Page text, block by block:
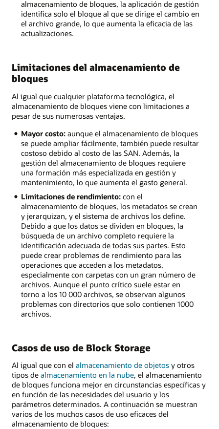
almacenamiento de bloques, la aplicación de gestión
identifica solo el bloque al que se dirige el cambio en
el archivo grande, lo que aumenta la eficacia de las
actualizaciones.
Limitaciones del almacenamiento de
bloques
Al igual que cualquier plataforma tecnológica, el
almacenamiento de bloques viene con limitaciones a
pesar de sus numerosas ventajas.
Mayor costo:aunque el almacenamiento de bloques
se puede ampliar fácilmente, también puede resultar
costoso debido al costo de las SAN. Además, la
gestión del almacenamiento de bloques requiere
una formación más especializada en gestión y
mantenimiento, lo que aumenta el gasto general.
Limitaciones de rendimiento:con el
almacenamiento de bloques, los metadatos se crean
y jerarquizan, y el sistema de archivos los define.
Debido a que los datos se dividen en bloques, la
búsqueda de un archivo completo requiere la
identificación adecuada de todas sus partes. Esto
puede crear problemas de rendimiento para las
operaciones que acceden a los metadatos,
especialmente con carpetas con un gran número de
archivos. Aunque el punto crítico suele estar en
torno a los 10 000 archivos, se observan algunos
problemas con directorios que solo contienen 1000
archivos.
Casos de uso de Block Storage
Al igual que con el almacenamiento de objetos y otros
tipos de almacenamiento en la nube, el almacenamiento
de bloques funciona mejor en circunstancias específicas y
en función de las necesidades del usuario y los
parámetros determinados. A continuación se muestran
varios de los muchos casos de uso eficaces del
almacenamiento de bloques: